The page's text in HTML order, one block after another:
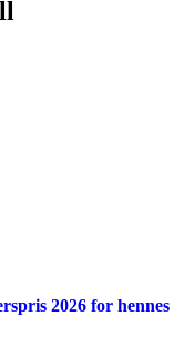
2026 for hennes